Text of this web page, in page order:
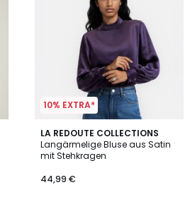
10% EXTRA*
LA REDOUTE COLLECTIONS
Langärmelige Bluse aus Satin
mit Stehkragen
44,99 €
2
Farben